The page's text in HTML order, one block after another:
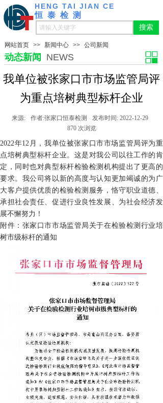
网站首页 >> 新闻中心 >> 公司新闻
动态新闻 NEWS
我单位被张家口市市场监管局评
为重点培树典型标杆企业
来源: 作者:张家口恒泰检测 发布时间: 2022-12-29
870 次浏览
2022年12月，我单位被张家口市市场监管局评为重
点培树典型标杆企业。这是对我公司以往工作的肯
定，同时也对典型标杆检验检测机构提出了更高的
要求。我公司将以新的高度与认知更加竭诚的为广
大客户提供优质的检验检测服务，恪守职业道德、
承担社会责任、促进行业良性发展、为社会经济发
展不懈努力！
附件：张家口市市场监管局关于在检验检测行业培
树市级标杆的通知
HENG TAI JIAN CE
搜索
恒泰检测